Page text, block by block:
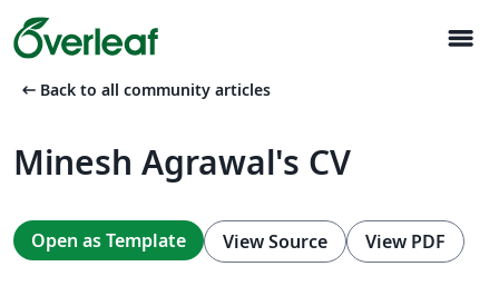
menu
arrow_left_alt Back to all community articles
Minesh Agrawal's CV
Open as Template View Source View PDF